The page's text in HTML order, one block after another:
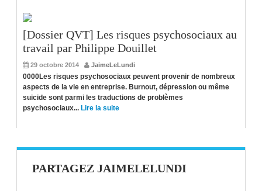
[Dossier QVT] Les risques psychosociaux au
travail par Philippe Douillet
29 octobre 2014 JaimeLeLundi
0000Les risques psychosociaux peuvent provenir de nombreux
aspects de la vie en entreprise. Burnout, dépression ou même
suicide sont parmi les traductions de problèmes
psychosociaux... Lire la suite
PARTAGEZ JAIMELELUNDI